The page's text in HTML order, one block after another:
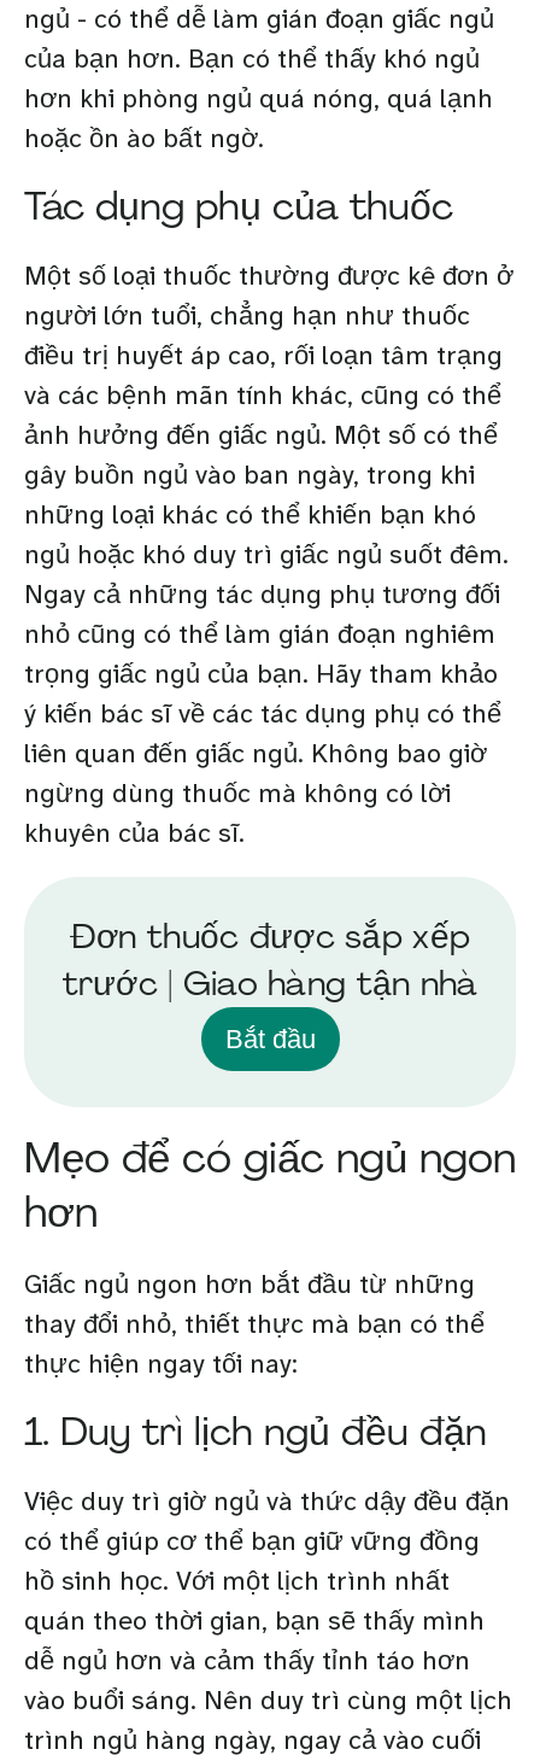
ngủ - có thể dễ làm gián đoạn giấc ngủ
của bạn hơn. Bạn có thể thấy khó ngủ
hơn khi phòng ngủ quá nóng, quá lạnh
hoặc ồn ào bất ngờ.
Tác dụng phụ của thuốc
Một số loại thuốc thường được kê đơn ở
người lớn tuổi, chẳng hạn như thuốc
điều trị huyết áp cao, rối loạn tâm trạng
và các bệnh mãn tính khác, cũng có thể
ảnh hưởng đến giấc ngủ. Một số có thể
gây buồn ngủ vào ban ngày, trong khi
những loại khác có thể khiến bạn khó
ngủ hoặc khó duy trì giấc ngủ suốt đêm.
Ngay cả những tác dụng phụ tương đối
nhỏ cũng có thể làm gián đoạn nghiêm
trọng giấc ngủ của bạn. Hãy tham khảo
ý kiến bác sĩ về các tác dụng phụ có thể
liên quan đến giấc ngủ. Không bao giờ
ngừng dùng thuốc mà không có lời
khuyên của bác sĩ.
Đơn thuốc được sắp xếp
trước | Giao hàng tận nhà
Bắt đầu
Mẹo để có giấc ngủ ngon
hơn
Giấc ngủ ngon hơn bắt đầu từ những
thay đổi nhỏ, thiết thực mà bạn có thể
thực hiện ngay tối nay:
1. Duy trì lịch ngủ đều đặn
Việc duy trì giờ ngủ và thức dậy đều đặn
có thể giúp cơ thể bạn giữ vững đồng
hồ sinh học. Với một lịch trình nhất
quán theo thời gian, bạn sẽ thấy mình
dễ ngủ hơn và cảm thấy tỉnh táo hơn
vào buổi sáng. Nên duy trì cùng một lịch
trình ngủ hàng ngày, ngay cả vào cuối